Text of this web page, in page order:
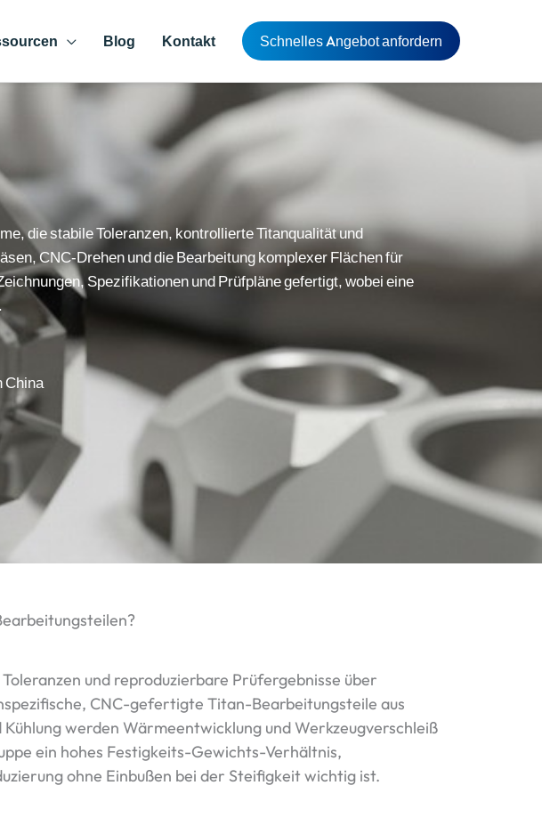
Blog Kontakt Schnelles Angebot anfordern
die stabile Toleranzen, kontrollierte Titanqualität und
CNC-Drehen und die Bearbeitung komplexer Flächen für
Spezifikationen und Prüfpläne gefertigt, wobei eine
China
und reproduzierbare Prüfergebnisse über
CNC-gefertigte Titan-Bearbeitungsteile aus
werden Wärmeentwicklung und Werkzeugverschleiß
ein hohes Festigkeits-Gewichts-Verhältnis,
ohne Einbußen bei der Steifigkeit wichtig ist.